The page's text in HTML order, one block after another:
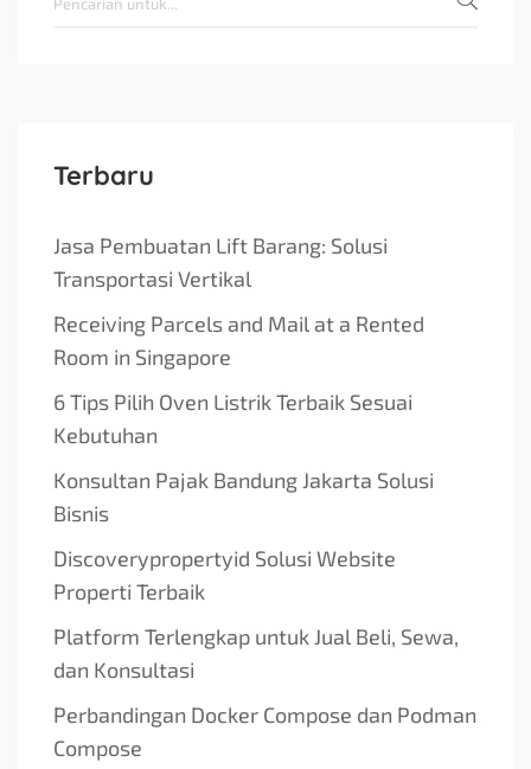
Terbaru
Jasa Pembuatan Lift Barang: Solusi
Transportasi Vertikal
Receiving Parcels and Mail at a Rented
Room in Singapore
6 Tips Pilih Oven Listrik Terbaik Sesuai
Kebutuhan
Konsultan Pajak Bandung Jakarta Solusi
Bisnis
Discoverypropertyid Solusi Website
Properti Terbaik
Platform Terlengkap untuk Jual Beli, Sewa,
dan Konsultasi
Perbandingan Docker Compose dan Podman
Compose